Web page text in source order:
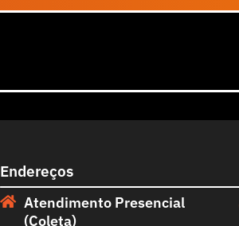
Endereços
Atendimento Presencial
(Coleta)